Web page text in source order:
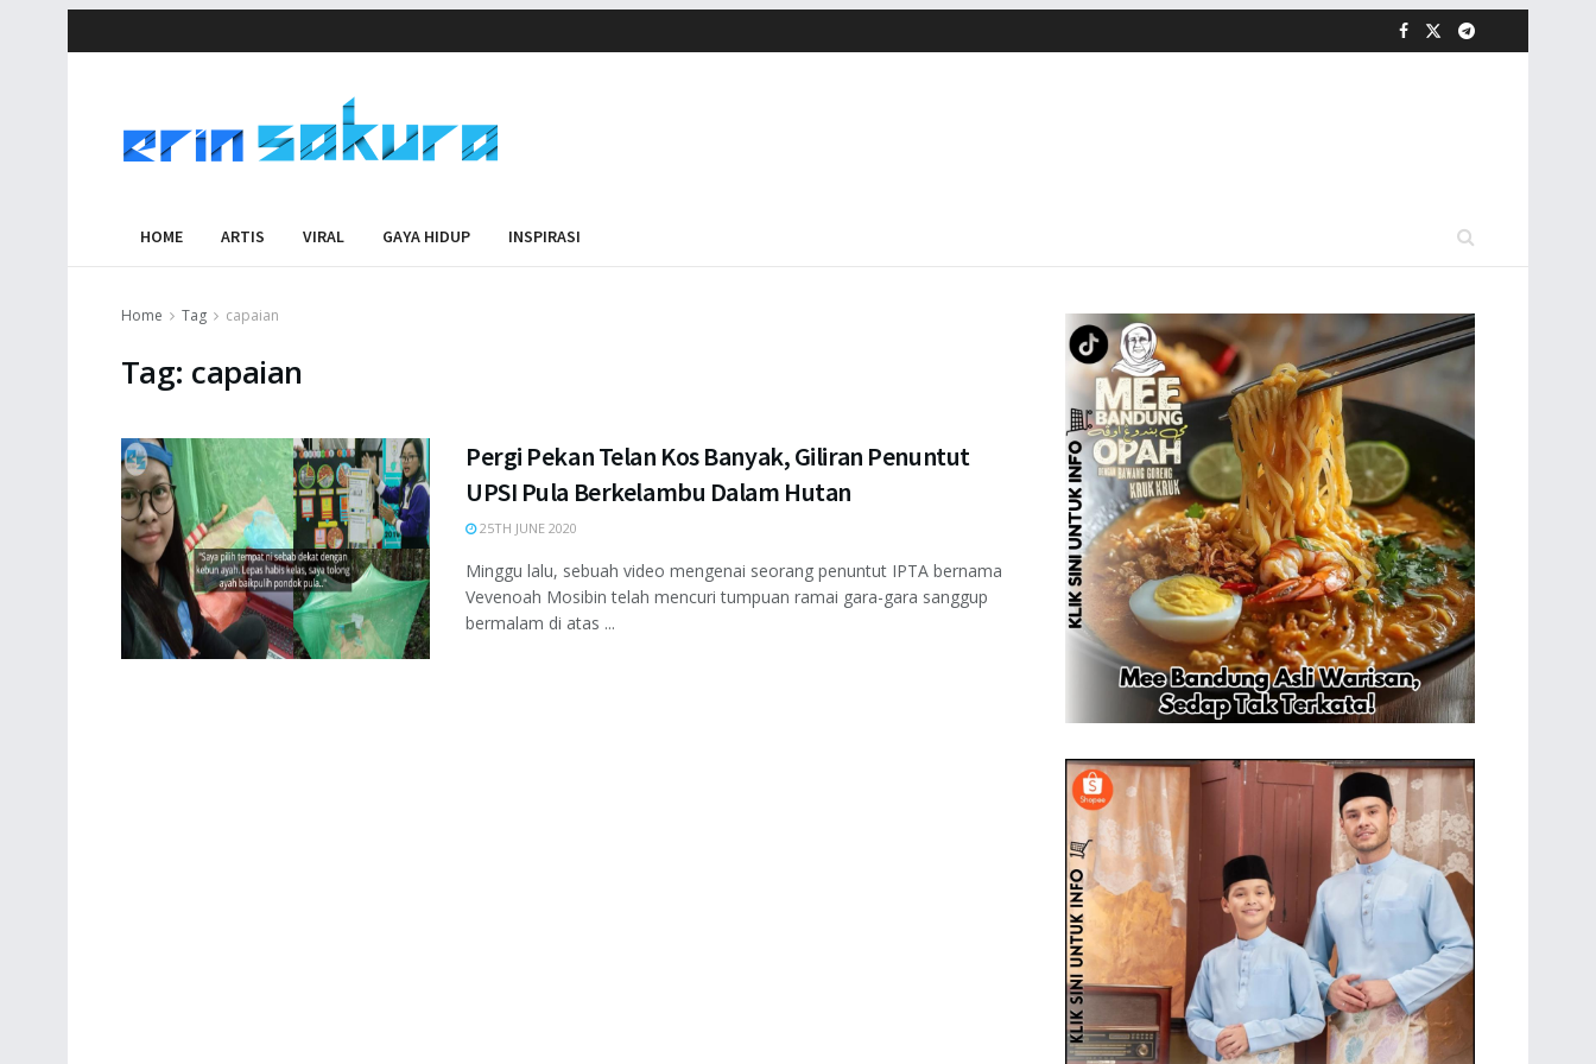
HOME ARTIS VIRAL GAYA HIDUP INSPIRASI
Home Tag capaian
Tag: capaian
Pergi Pekan Telan Kos Banyak, Giliran Penuntut
UPSI Pula Berkelambu Dalam Hutan
25TH JUNE 2020
Minggu lalu, sebuah video mengenai seorang penuntut IPTA bernama
Vevenoah Mosibin telah mencuri tumpuan ramai gara-gara sanggup
bermalam di atas ...